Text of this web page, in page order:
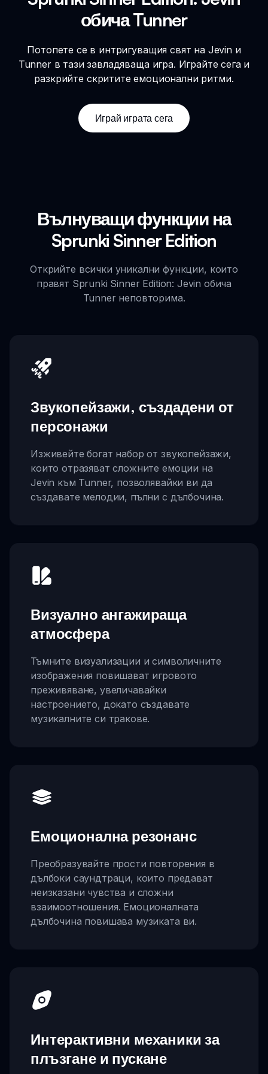
обича Tunner
Потопете се в интригуващия свят на Jevin и
Tunner в тази завладяваща игра. Играйте сега и
разкрийте скритите емоционални ритми.
Играй играта сега
Вълнуващи функции на
Sprunki Sinner Edition
Открийте всички уникални функции, които
правят Sprunki Sinner Edition: Jevin обича
Tunner неповторима.
Звукопейзажи, създадени от
персонажи
Изживейте богат набор от звукопейзажи,
които отразяват сложните емоции на
Jevin към Tunner, позволявайки ви да
създавате мелодии, пълни с дълбочина.
Визуално ангажираща
атмосфера
Тъмните визуализации и символичните
изображения повишават игровото
преживяване, увеличавайки
настроението, докато създавате
музикалните си тракове.
Емоционална резонанс
Преобразувайте прости повторения в
дълбоки саундтраци, които предават
неизказани чувства и сложни
взаимоотношения. Емоционалната
дълбочина повишава музиката ви.
Интерактивни механики за
плъзгане и пускане